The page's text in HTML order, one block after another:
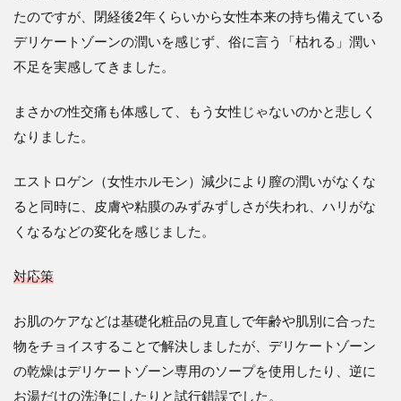
たのですが、閉経後2年くらいから女性本来の持ち備えている
デリケートゾーンの潤いを感じず、俗に言う「枯れる」潤い
不足を実感してきました。
まさかの性交痛も体感して、もう女性じゃないのかと悲しく
なりました。
エストロゲン（女性ホルモン）減少により膣の潤いがなくな
ると同時に、皮膚や粘膜のみずみずしさが失われ、ハリがな
くなるなどの変化を感じました。
対応策
お肌のケアなどは基礎化粧品の見直しで年齢や肌別に合った
物をチョイスすることで解決しましたが、デリケートゾーン
の乾燥はデリケートゾーン専用のソープを使用したり、逆に
お湯だけの洗浄にしたりと試行錯誤でした。